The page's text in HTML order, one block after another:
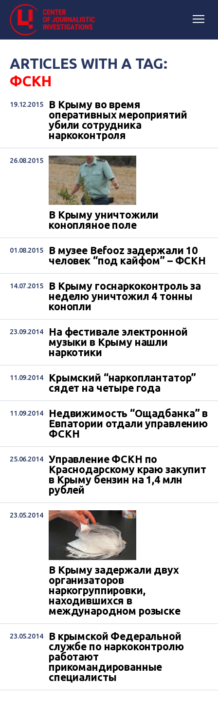
ARTICLES WITH A TAG:
ФСКН
19.12.2015
В Крыму во время
оперативных мероприятий
убили сотрудника
наркоконтроля
26.08.2015
В Крыму уничтожили
конопляное поле
01.08.2015
В музее Befooz задержали 10
человек “под кайфом” – ФСКН
14.07.2015
В Крыму госнаркоконтроль за
неделю уничтожил 4 тонны
конопли
23.09.2014
На фестивале электронной
музыки в Крыму нашли
наркотики
11.09.2014
Крымский “наркоплантатор”
сядет на четыре года
11.09.2014
Недвижимость “Ощадбанка” в
Евпатории отдали управлению
ФСКН
25.06.2014
Управление ФСКН по
Краснодарскому краю закупит
в Крыму бензин на 1,4 млн
рублей
23.05.2014
В Крыму задержали двух
организаторов
наркогруппировки,
находившихся в
международном розыске
23.05.2014
В крымской Федеральной
службе по наркоконтролю
работают
прикомандированные
специалисты